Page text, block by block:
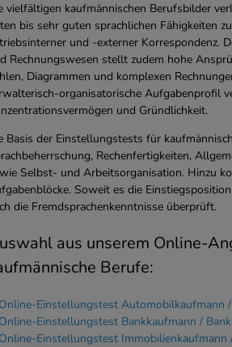
vielfältigen kaufmännischen Berufsbilder
bis sehr guten sprachlichen Fähigkeiten
und -externer Korrespondenz.
Rechnungswesen stellt zudem hohe
Diagrammen und komplexen
organisatorische Aufgabenprofil
und Gründlichkeit.
Basis der Einstellungstests für
Rechenfertigkeiten,
Selbst- und Arbeitsorganisation. Hinzu
Soweit es die
die Fremdsprachenkenntnisse überprüft.
aus unserem Online-
Berufe:
Einstellungstest Automobilkaufmann
Einstellungstest Bankkaufmann /
Einstellungstest Immobilienkaufmann